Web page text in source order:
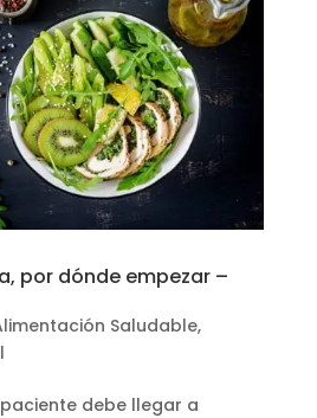
por dónde empezar –
Saludable,
debe llegar a